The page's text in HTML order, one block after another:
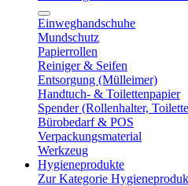
Einweghandschuhe
Mundschutz
Papierrollen
Reiniger & Seifen
Entsorgung (Mülleimer)
Handtuch- & Toilettenpapier
Spender (Rollenhalter,
Bürobedarf & POS
Verpackungsmaterial
Werkzeug
Hygieneprodukte
Zur Kategorie